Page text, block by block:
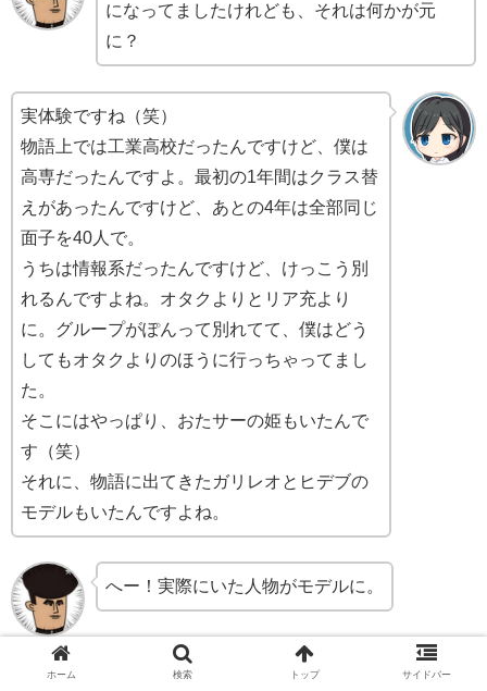
になってましたけれども、それは何かが元
に？
実体験ですね（笑）
物語上では工業高校だったんですけど、僕は
高専だったんですよ。最初の1年間はクラス替
えがあったんですけど、あとの4年は全部同じ
面子を40人で。
うちは情報系だったんですけど、けっこう別
れるんですよね。オタクよりとリア充より
に。グループがぽんって別れてて、僕はどう
してもオタクよりのほうに行っちゃってまし
た。
そこにはやっぱり、おたサーの姫もいたんで
す（笑）
それに、物語に出てきたガリレオとヒデブの
モデルもいたんですよね。
へー！実際にいた人物がモデルに。
ホーム 検索 トップ サイドバー